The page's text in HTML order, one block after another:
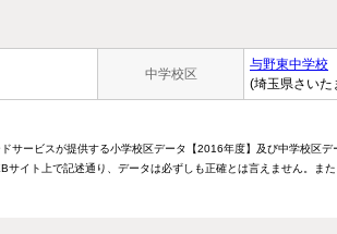
中学校区
与野東中学校
(埼玉県さいた
サービスが提供する小学校区データ【2016年度】及び中学校区
イト上で記述通り、データは必ずしも正確とは言えません。ま